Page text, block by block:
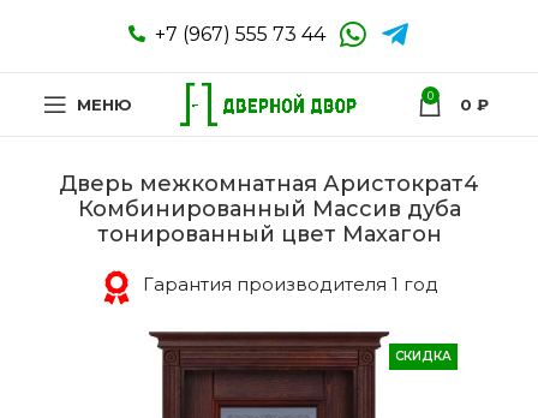
+7 (967) 555 73 44
МЕНЮ 0 0 ₽
Дверь межкомнатная Аристократ4
Комбинированный Массив дуба
тонированный цвет Махагон
Гарантия производителя 1 год
СКИДКА